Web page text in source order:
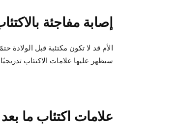
إصابة مفاجئة
الأم قد لا تكون مكتئبة قبل الولادة
سيظهر عليها علامات الاكتئاب
علامات اكتئاب ما بعد